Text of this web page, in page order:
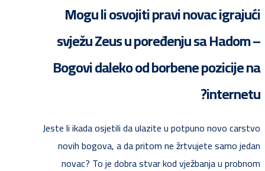
Mogu li osvojiti pravi novac igrajući
svježu Zeus u poređenju sa Hadom –
Bogovi daleko od borbene pozicije na
internetu?
Jeste li ikada osjetili da ulazite u potpuno novo carstvo
novih bogova, a da pritom ne žrtvujete samo jedan
novac? To je dobra stvar kod vježbanja u probnom